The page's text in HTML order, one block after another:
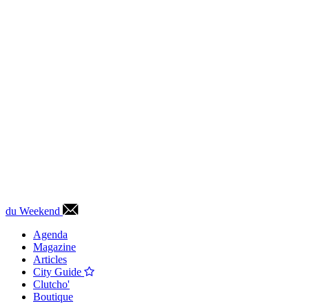
du Weekend
Agenda
Magazine
Articles
City Guide
Clutcho'
Boutique